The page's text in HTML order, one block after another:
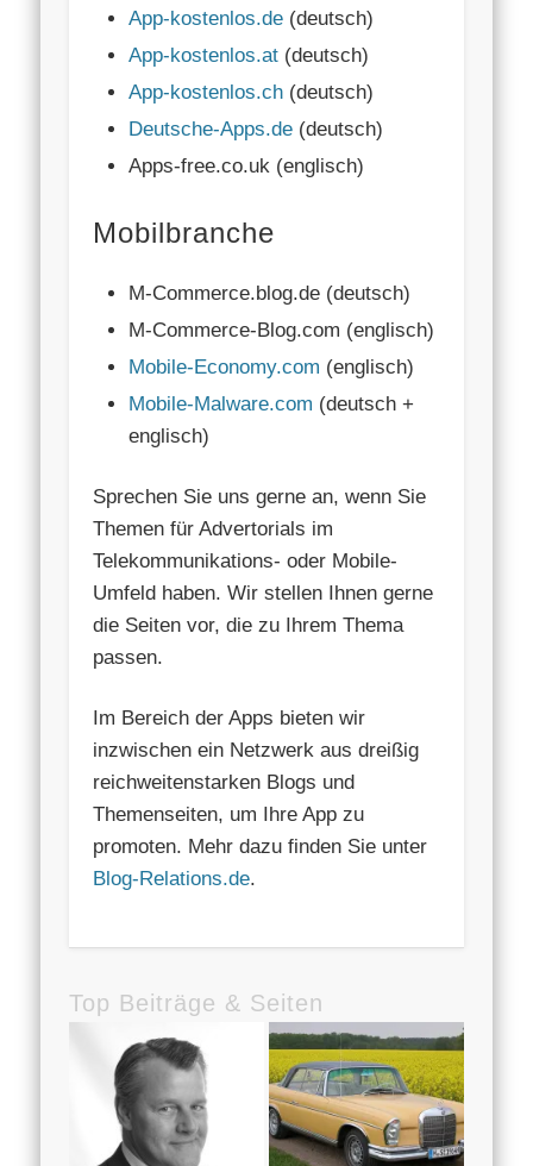
App-kostenlos.de (deutsch)
App-kostenlos.at (deutsch)
App-kostenlos.ch (deutsch)
Deutsche-Apps.de (deutsch)
Apps-free.co.uk (englisch)
Mobilbranche
M-Commerce.blog.de (deutsch)
M-Commerce-Blog.com (englisch)
Mobile-Economy.com (englisch)
Mobile-Malware.com (deutsch +
englisch)
Sprechen Sie uns gerne an, wenn Sie
Themen für Advertorials im
Telekommunikations- oder Mobile-
Umfeld haben. Wir stellen Ihnen gerne
die Seiten vor, die zu Ihrem Thema
passen.
Im Bereich der Apps bieten wir
inzwischen ein Netzwerk aus dreißig
reichweitenstarken Blogs und
Themenseiten, um Ihre App zu
promoten. Mehr dazu finden Sie unter
Blog-Relations.de.
Top Beiträge & Seiten